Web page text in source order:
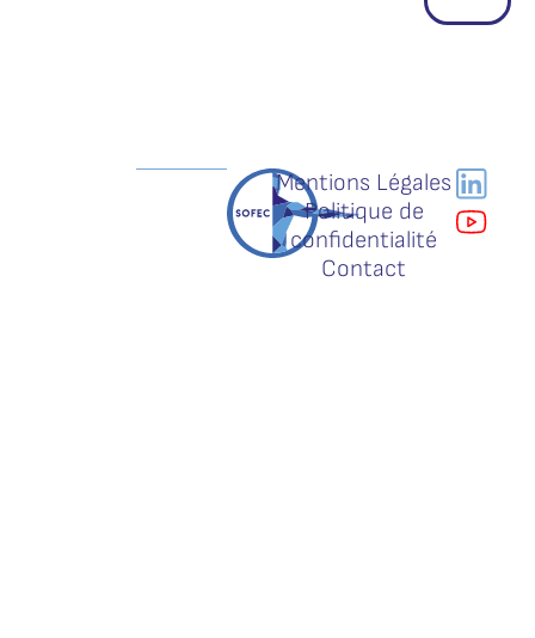
Mentions Légales
Politique de
confidentialité
Contact